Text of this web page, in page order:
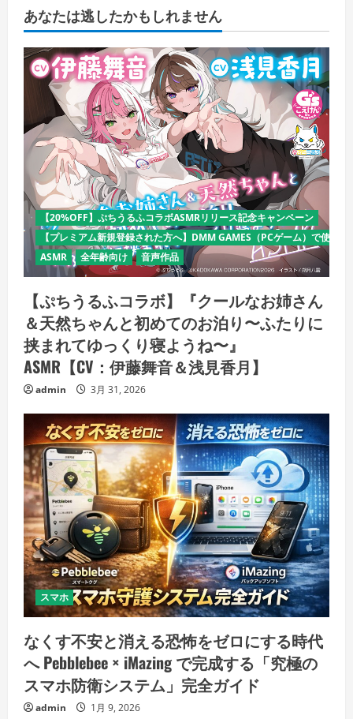
あなたは逃したかもしれません
【20%OFF】ぷちうるふコラボASMRリリース記念キャンペーン
【プレミアム新規登録された方へ】DMM GAMES（PCゲーム）で使え
ASMR
全年齢向け 音声作品
【ぷちうるふコラボ】『クールなお姉さん
＆天然ちゃんと初めてのお泊り〜ふたりに
挟まれてゆっくり寝ようね〜』
ASMR【CV：伊藤舞音＆浅見香月】
admin 3月 31, 2026
スマホ
なくす不安と消える恐怖をゼロにする時代
へ Pebblebee × iMazing で完成する「究極の
スマホ防衛システム」完全ガイド
admin 1月 9, 2026